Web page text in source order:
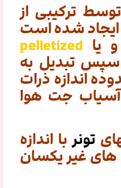
ترکیبی از
شده است
یا pelletized
سپس تبدیل به
اندازه ذرات
جت هوا
تونربا اندازه
غیر یکسان